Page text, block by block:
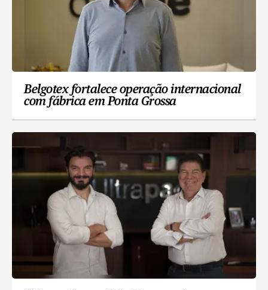
Belgotex fortalece operação internacional
com fábrica em Ponta Grossa